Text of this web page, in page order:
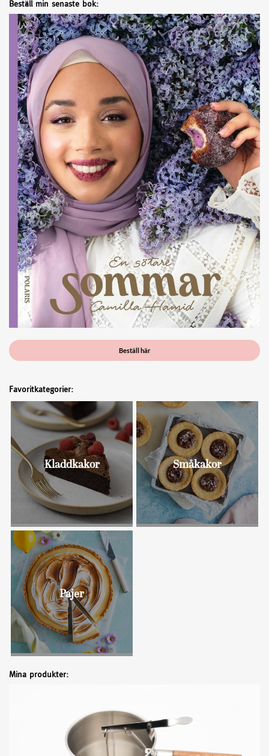
Beställ min senaste bok:
Beställ här
Favoritkategorier:
Kladdkakor Småkakor
Pajer
Mina produkter: